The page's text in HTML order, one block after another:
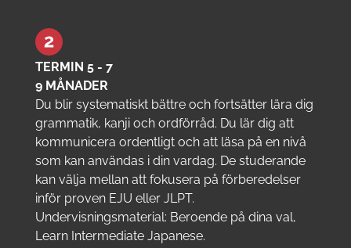
TERMIN 5 - 7
9 MÅNADER
Du blir systematiskt bättre och fortsätter lära dig
grammatik, kanji och ordförråd. Du lär dig att
kommunicera ordentligt och att läsa på en nivå
som kan användas i din vardag. De studerande
kan välja mellan att fokusera på förberedelser
inför proven EJU eller JLPT.
Undervisningsmaterial: Beroende på dina val,
Learn Intermediate Japanese.